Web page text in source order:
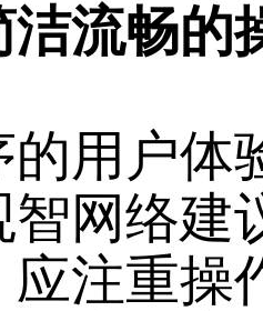
洁流畅的
的用户体
智网络建
应注重操